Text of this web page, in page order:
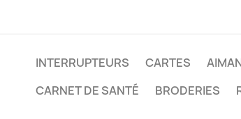
INTERRUPTEURS CARTES
CARNET DE SANTÉ
BRODERIES